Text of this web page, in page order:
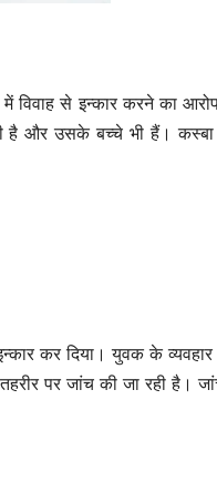
विवाह से इन्कार करने का
है और उसके बच्चे भी हैं।
कर दिया। युवक के
पर जांच की जा रही है।
हमला –